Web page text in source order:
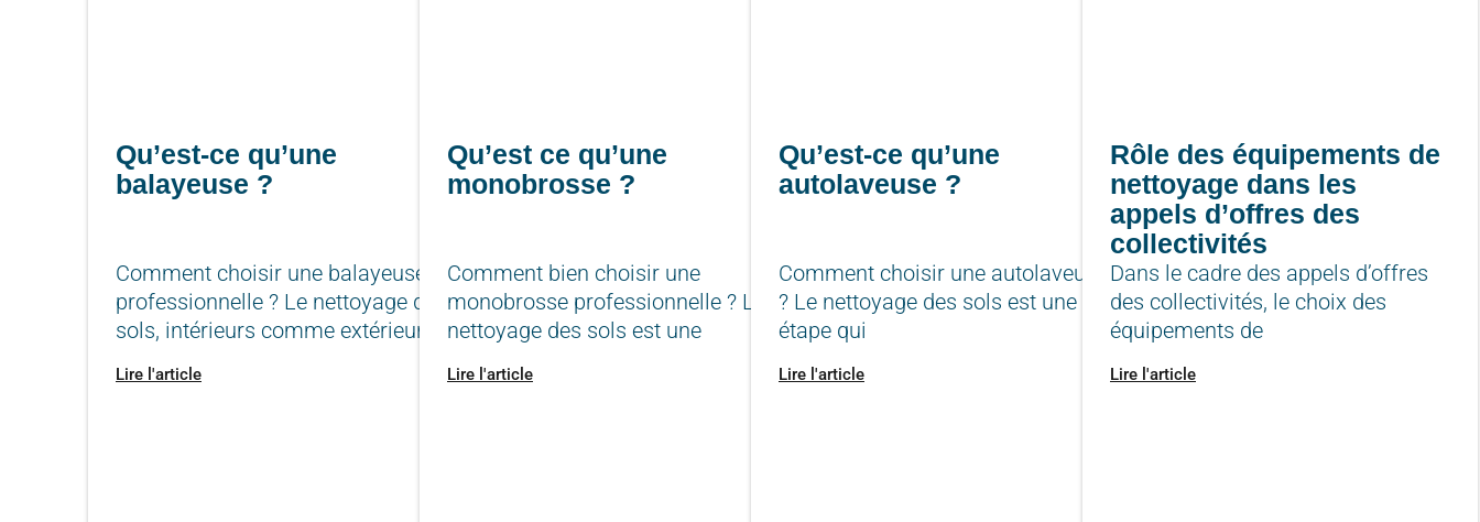
Qu’est-ce qu’une
balayeuse ?
Comment choisir une balayeuse
professionnelle ? Le nettoyage des
sols, intérieurs comme extérieurs,
Lire l'article
Qu’est ce qu’une
monobrosse ?
Comment bien choisir une
monobrosse professionnelle ? Le
nettoyage des sols est une
Lire l'article
Qu’est-ce qu’une
autolaveuse ?
Comment choisir une autolaveuse
? Le nettoyage des sols est une
étape qui
Lire l'article
Rôle des équipements de
nettoyage dans les
appels d’offres des
collectivités
Dans le cadre des appels d’offres
des collectivités, le choix des
équipements de
Lire l'article